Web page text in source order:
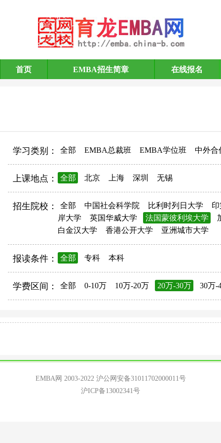
EMBA招生简章
首页 EMBA招生简章 在线报名
学习类别： 全部 EMBA总裁班 EMBA学位班 中外合
上课地点： 全部 北京 上海 深圳 无锡
招生院校： 全部 中国社会科学院 比利时列日大学
岸大学
英国华威大学 法国蒙彼利埃大学
白金汉大学
香港公开大学 亚洲城市大学
报读条件： 全部 专科 本科
学费区间： 全部 0-10万 10万-20万 20万-30万 30万-
EMBA网 2003-2022 沪公网安备31011702000011号
沪ICP备13002341号